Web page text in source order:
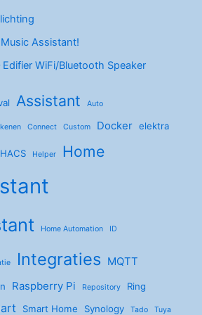
Assistant!
Edifier WiFi/Bluetooth Speaker
Assistant Auto
Connect Custom Docker elektra
HACS Helper Home
Home Automation ID
Integraties MQTT
Raspberry Pi Repository
Ring
Smart Home Synology Tado Tuya